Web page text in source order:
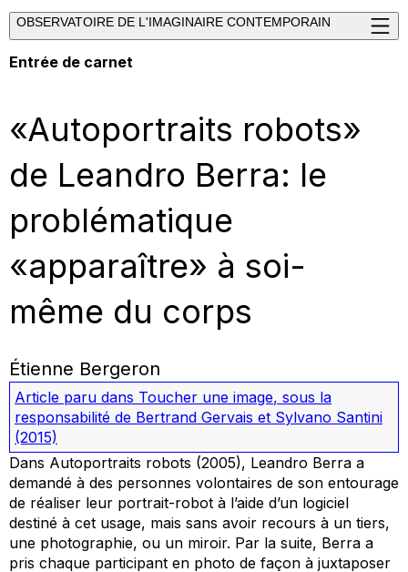
OBSERVATOIRE DE L'IMAGINAIRE CONTEMPORAIN
Entrée de carnet
«Autoportraits robots»
de Leandro Berra: le
problématique
«apparaître» à soi-
même du corps
Étienne Bergeron
Article paru dans Toucher une image, sous la
responsabilité de Bertrand Gervais et Sylvano Santini
(2015)
Dans Autoportraits robots (2005), Leandro Berra a
demandé à des personnes volontaires de son entourage
de réaliser leur portrait-robot à l’aide d’un logiciel
destiné à cet usage, mais sans avoir recours à un tiers,
une photographie, ou un miroir. Par la suite, Berra a
pris chaque participant en photo de façon à juxtaposer